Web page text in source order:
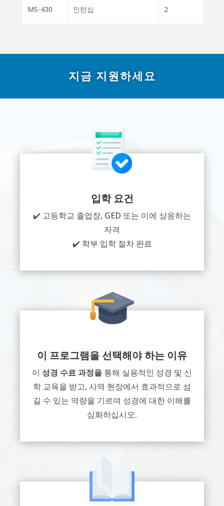
MS-430 인턴십 2
지금 지원하세요
입학 요건
✔️ 고등학교 졸업장, GED 또는 이에 상응하는
자격
✔️ 학부 입학 절차 완료
이 프로그램을 선택해야 하는 이유
이 성경 수료 과정을 통해 실용적인 성경 및 신
학 교육을 받고, 사역 현장에서 효과적으로 섬
길 수 있는 역량을 기르며 성경에 대한 이해를
심화하십시오.